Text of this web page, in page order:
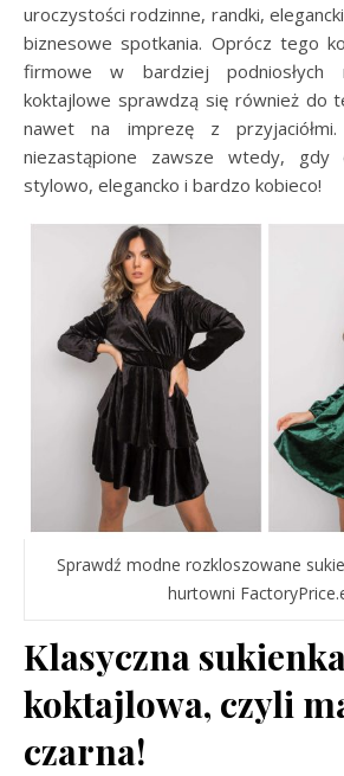
uroczystości rodzinne, randki,
biznesowe spotkania. Oprócz tego
firmowe w bardziej podniosłych
koktajlowe sprawdzą się również do
nawet na imprezę z
niezastąpione zawsze wtedy, gdy
stylowo, elegancko i bardzo kobieco!
Sprawdź modne rozkloszowane
hurtowni
Klasyczna
koktajlowa, czyli
czarna!